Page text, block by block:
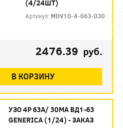
(4/24ШТ)
Артикул: MDV10-4-063-030
2476.39 руб.
В КОРЗИНУ
УЗО 4P 63А/ 30МА ВД1-63
GENERICA (1/24) - ЗАКАЗ